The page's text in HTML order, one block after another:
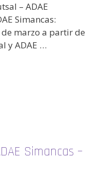
– ADAE
Simancas:
marzo a partir de
y ADAE …
Simancas –